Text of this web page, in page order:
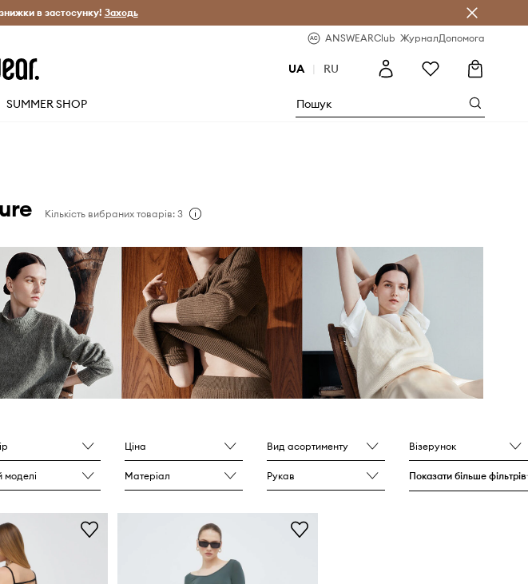
Заощаджуй з Answear Club
в застосунку! Заходь
ANSWEARClub ЖурналДопомога
UA | RU
SUMMER SHOP
Кількість вибраних товарів: 3
Ціна Вид асортименту Візерунок
моделі Матеріал Рукав Показати більше фільтрів